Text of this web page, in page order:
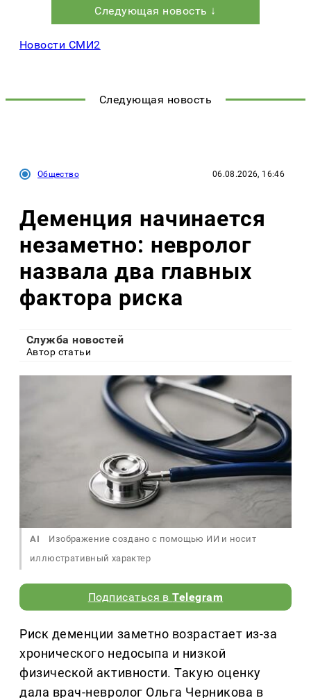
Следующая новость ↓
Новости СМИ2
Следующая новость
Общество 06.08.2026, 16:46
Деменция начинается
незаметно: невролог
назвала два главных
фактора риска
Служба новостей
Автор статьи
AI
Изображение создано с помощью ИИ и носит
иллюстративный характер
Подписаться вTelegram
Риск деменции заметно возрастает из-за
хронического недосыпа и низкой
физической активности. Такую оценку
дала врач-невролог Ольга Черникова в